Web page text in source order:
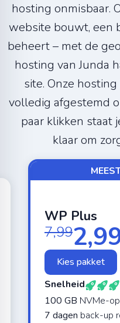
hosting onmisbaar.
website bouwt, een
beheert – met de
hosting van Junda
site. Onze
volledig afgestemd
paar klikken staat
klaar om
WP Plus
7,99
Kies pakket
Snelheid
100 GB NVMe-
7 dagen back-up